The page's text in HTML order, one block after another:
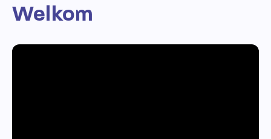
Welkom